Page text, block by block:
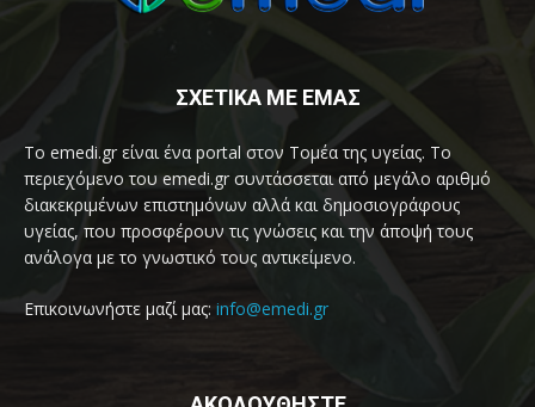
ΣΧΕΤΙΚΑ ΜΕ ΕΜΑΣ
Το emedi.gr είναι ένα portal στον Τομέα της υγείας. Το
περιεχόμενο του emedi.gr συντάσσεται από μεγάλο αριθμό
διακεκριμένων επιστημόνων αλλά και δημοσιογράφους
υγείας, που προσφέρουν τις γνώσεις και την άποψή τους
ανάλογα με το γνωστικό τους αντικείμενο.
Επικοινωνήστε μαζί μας: info@emedi.gr